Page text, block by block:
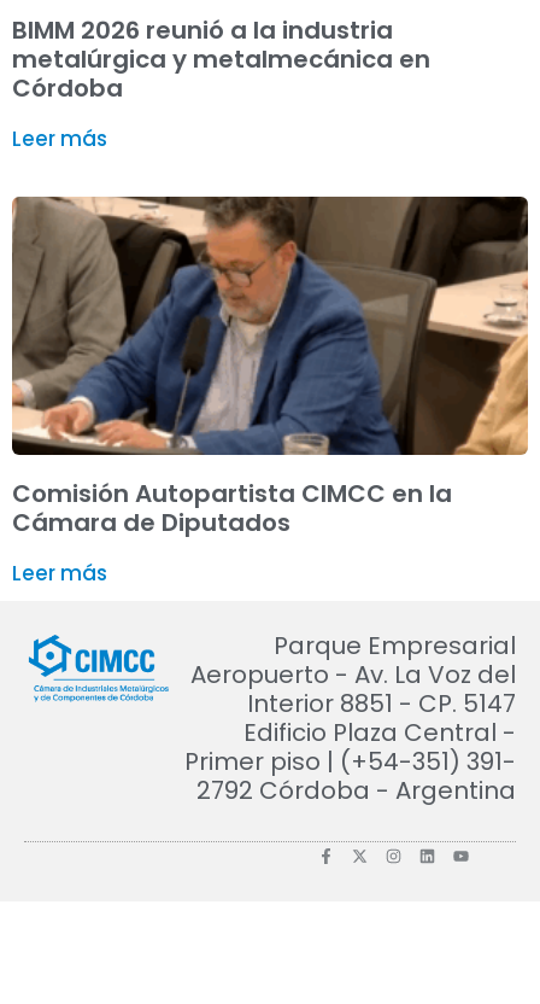
BIMM 2026 reunió a la industria
metalúrgica y metalmecánica en
Córdoba
Leer más
Comisión Autopartista CIMCC en la
Cámara de Diputados
Leer más
Parque Empresarial
Aeropuerto - Av. La Voz del
Interior 8851 - CP. 5147
Edificio Plaza Central -
Primer piso | (+54-351) 391-
2792 Córdoba - Argentina